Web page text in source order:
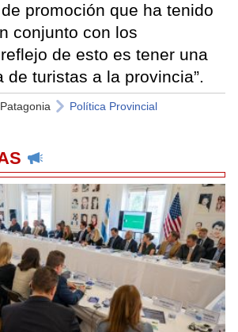
promoción que ha tenido
conjunto con los
de esto es tener una
de turistas a la provincia”.
Política Provincial